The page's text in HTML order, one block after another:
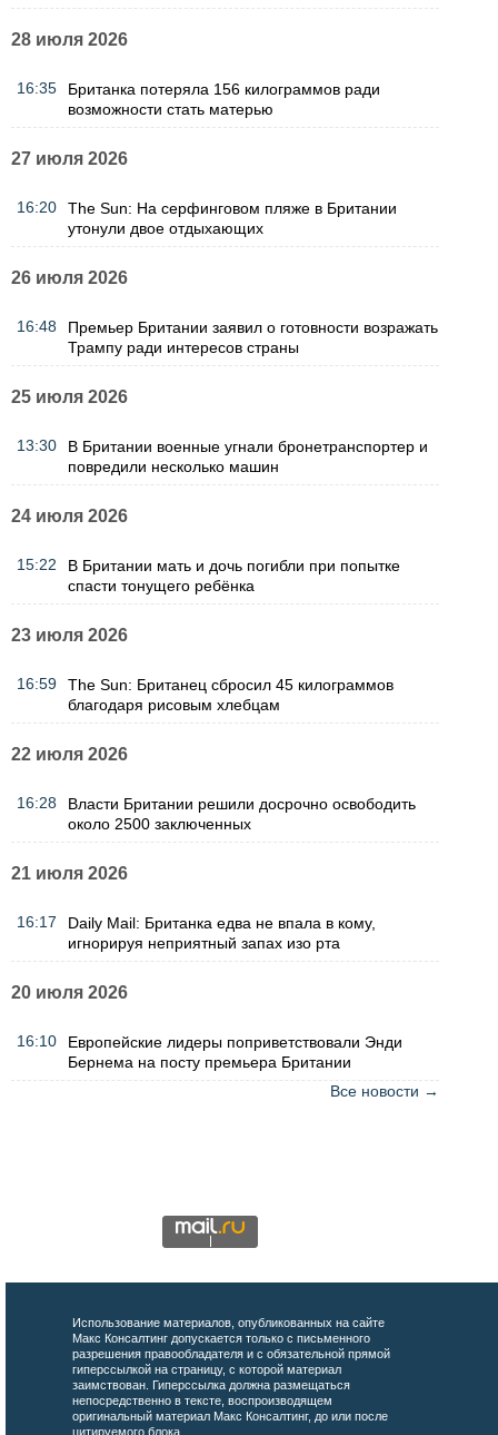
28 июля 2026
16:35
Британка потеряла 156 килограммов ради
возможности стать матерью
27 июля 2026
16:20
The Sun: На серфинговом пляже в Британии
утонули двое отдыхающих
26 июля 2026
16:48
Премьер Британии заявил о готовности возражать
Трампу ради интересов страны
25 июля 2026
13:30
В Британии военные угнали бронетранспортер и
повредили несколько машин
24 июля 2026
15:22
В Британии мать и дочь погибли при попытке
спасти тонущего ребёнка
23 июля 2026
16:59
The Sun: Британец сбросил 45 килограммов
благодаря рисовым хлебцам
22 июля 2026
16:28
Власти Британии решили досрочно освободить
около 2500 заключенных
21 июля 2026
16:17
Daily Mail: Британка едва не впала в кому,
игнорируя неприятный запах изо рта
20 июля 2026
16:10
Европейские лидеры поприветствовали Энди
Бернема на посту премьера Британии
Все новости →
Использование материалов, опубликованных на сайте
Макс Консалтинг допускается только с письменного
разрешения правообладателя и с обязательной прямой
гиперссылкой на страницу, с которой материал
заимствован. Гиперссылка должна размещаться
непосредственно в тексте, воспроизводящем
оригинальный материал Макс Консалтинг, до или после
цитируемого блока.